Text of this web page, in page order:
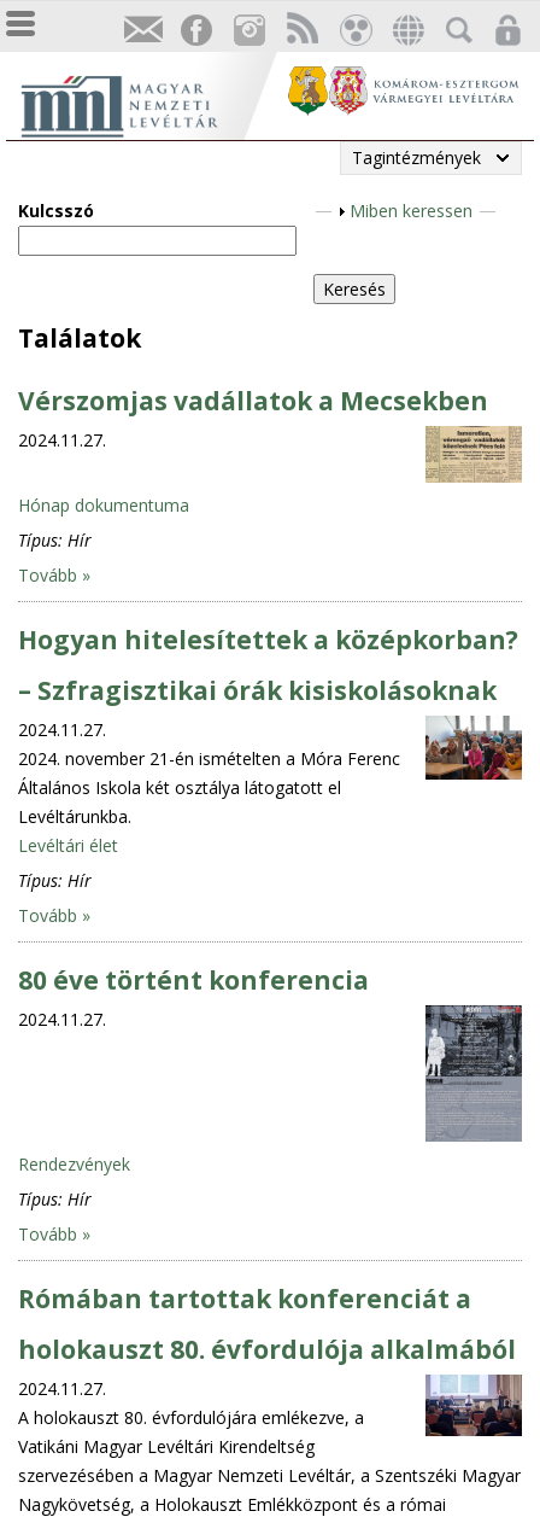
Tagintézmények
Kulcsszó
M
g
j
n
Miben keressen
Találatok
Vérszomjas vadállatok a Mecsekben
2024.11.27.
Hónap dokumentuma
Típus: Hír
Tovább »
Hogyan hitelesítettek a középkorban?
– Szfragisztikai órák kisiskolásoknak
2024.11.27.
2024. november 21-én ismételten a Móra Ferenc
Általános Iskola két osztálya látogatott el
Levéltárunkba.
Levéltári élet
Típus: Hír
Tovább »
80 éve történt konferencia
2024.11.27.
Rendezvények
Típus: Hír
Tovább »
Rómában tartottak konferenciát a
holokauszt 80. évfordulója alkalmából
2024.11.27.
A holokauszt 80. évfordulójára emlékezve, a
Vatikáni Magyar Levéltári Kirendeltség
szervezésében a Magyar Nemzeti Levéltár, a Szentszéki Magyar
Nagykövetség, a Holokauszt Emlékközpont és a római